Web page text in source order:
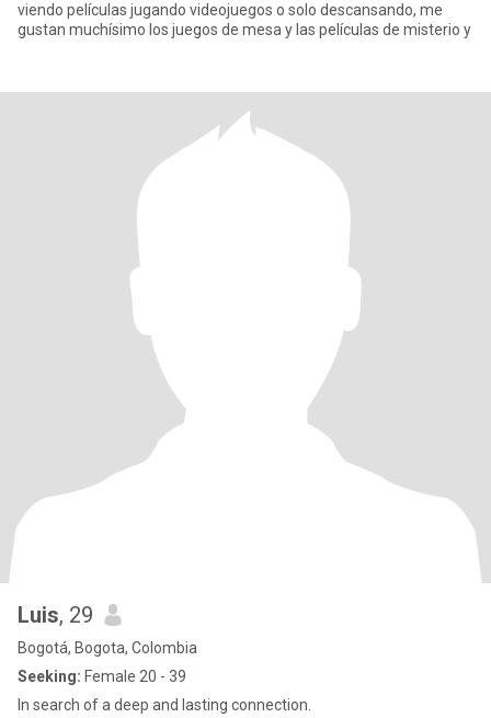
viendo películas jugando videojuegos o solo descansando, me
gustan muchísimo los juegos de mesa y las películas de misterio y
Luis, 29
Bogotá, Bogota, Colombia
Seeking: Female 20 - 39
In search of a deep and lasting connection.